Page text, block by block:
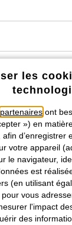
Retrouvez
avec en
personnelles
légales
bonprix. Tous
les
partenaires ont
») en
afin d’enregistrer
votre appareil
le navigateur,
est
(en utilisant
vous
l'impact
des